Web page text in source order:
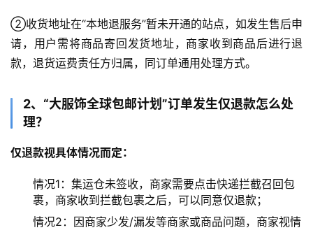
②收货地址在“本地退服务”暂未开通的站点，如发生售后申
请，用户需将商品寄回发货地址，商家收到商品后进行退
款，退货运费责任方归属，同订单通用处理方式。
2、“大服饰全球包邮计划”订单发生仅退款怎么处
理？
仅退款视具体情况而定：
情况1：集运仓未签收，商家需要点击快递拦截召回包
裹，商家收到拦截包裹之后，可以同意仅退款；
情况2：因商家少发/漏发等商家或商品问题，商家视情